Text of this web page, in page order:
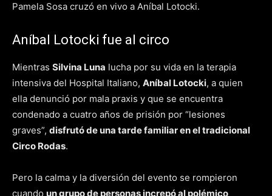
Pamela Sosa cruzó en vivo a Aníbal Lotocki.
Aníbal Lotocki fue al circo
Mientras Silvina Luna lucha por su vida en la terapia
intensiva del Hospital Italiano, Aníbal Lotocki, a quien
ella denunció por mala praxis y que se encuentra
condenado a cuatro años de prisión por “lesiones
graves”, disfrutó de una tarde familiar en el tradicional
Circo Rodas.
Pero la calma y la diversión del evento se rompieron
cuando un grupo de personas increpó al polémico